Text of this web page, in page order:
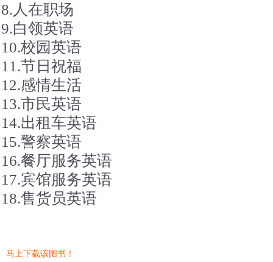
8.人在职场
9.白领英语
10.校园英语
11.节日祝福
12.感情生活
13.市民英语
14.出租车英语
15.警察英语
16.餐厅服务英语
17.宾馆服务英语
18.售货员英语
马上下载该图书！